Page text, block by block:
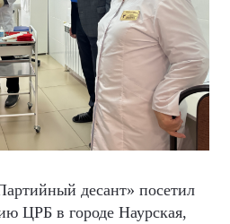
десант» посетил
ЦРБ в городе Наурская,